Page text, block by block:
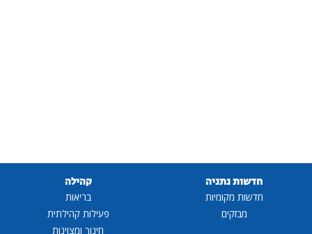
חדשות נתניה
חדשות מקומיות
מבזקים
קהילה
בריאות
פעילות קהילתית
חינוך ומצוינות